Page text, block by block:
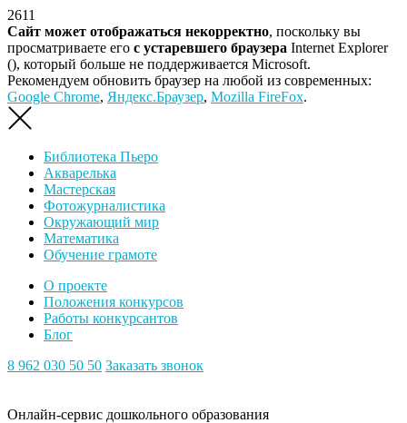
2611
Сайт может отображаться некорректно, поскольку вы
просматриваете его с устаревшего браузера Internet Explorer
(), который больше не поддерживается Microsoft.
Рекомендуем обновить браузер на любой из современных:
Google Chrome, Яндекс.Браузер, Mozilla FireFox.
Библиотека Пьеро
Акварелька
Мастерская
Фотожурналистика
Окружающий мир
Математика
Обучение грамоте
О проекте
Положения конкурсов
Работы конкурсантов
Блог
8 962 030 50 50 Заказать звонок
Онлайн-сервис дошкольного образования